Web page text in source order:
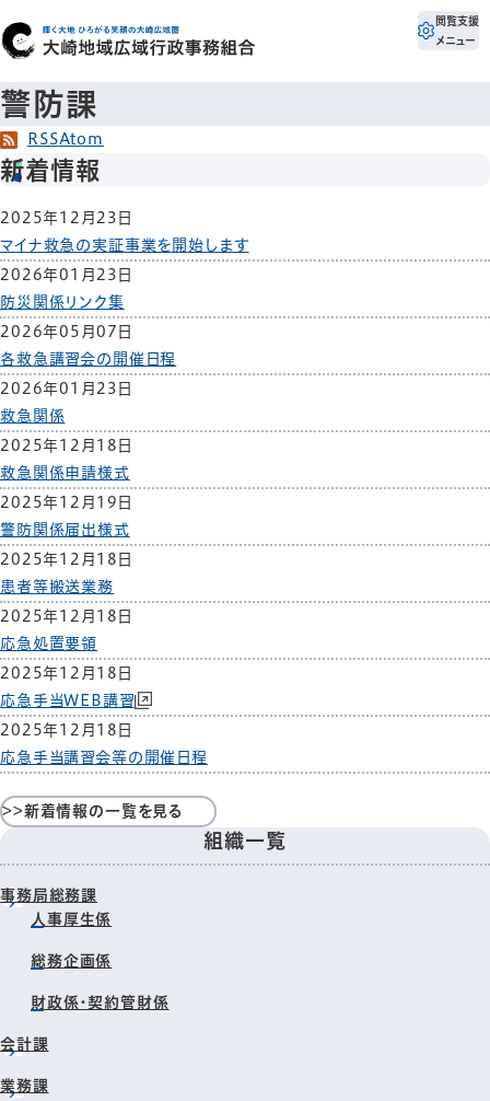
閲覧支援
メニュー
警防課
RSSAtom
新着情報
2025年12月23日
マイナ救急の実証事業を開始します
2026年01月23日
防災関係リンク集
2026年05月07日
各救急講習会の開催日程
2026年01月23日
救急関係
2025年12月18日
救急関係申請様式
2025年12月19日
警防関係届出様式
2025年12月18日
患者等搬送業務
2025年12月18日
応急処置要領
2025年12月18日
応急手当WEB講習
2025年12月18日
応急手当講習会等の開催日程
>>新着情報の一覧を見る
組織一覧
事務局総務課
人事厚生係
総務企画係
財政係・契約管財係
会計課
業務課